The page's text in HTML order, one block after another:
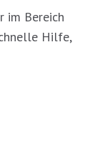
im Bereich
Hilfe,